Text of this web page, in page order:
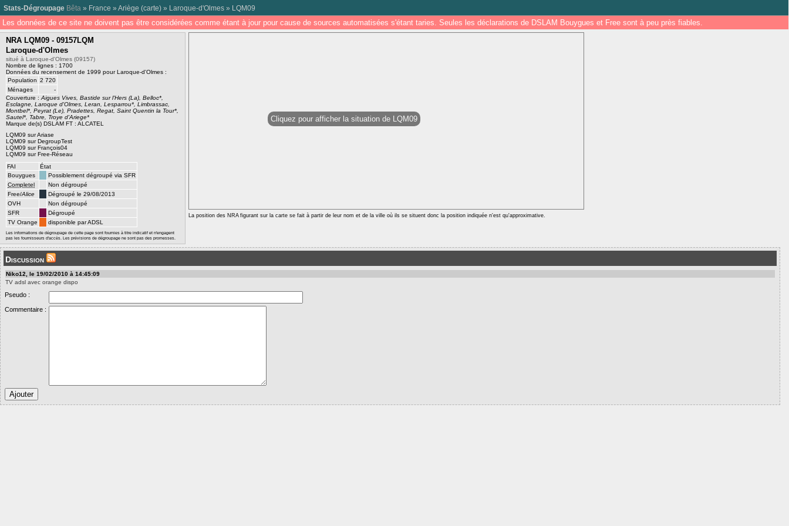
Stats-Dégroupage Bêta » France » Ariège (carte) » Laroque-d'Olmes » LQM09
Les données de ce site ne doivent pas être considérées comme étant à jour pour cause de sources automatisées s'étant taries. Seules les déclarations de DSLAM Bouygues et Free sont à peu près fiables.
NRA LQM09 - 09157LQM
Laroque-d'Olmes
situé à Laroque-d'Olmes (09157)
Nombre de lignes : 1700
Données du recensement de 1999 pour Laroque-d'Olmes :
Population 2 720
Ménages
-
Couverture : Aigues Vives, Bastide sur l'Hers (La), Belloc*,
Esclagne, Laroque d'Olmes, Leran, Lesparrou*, Limbrassac,
Montbel*, Peyrat (Le), Pradettes, Regat, Saint Quentin la Tour*,
Sautel*, Tabre, Troye d'Ariege*
Marque de(s) DSLAM FT : ALCATEL
LQM09 sur Ariase
LQM09 sur DegroupTest
LQM09 sur François04
LQM09 sur Free-Réseau
FAI
État
Bouygues
Possiblement dégroupé via SFR
Completel
Non dégroupé
Free/Alice
Dégroupé le 29/08/2013
OVH
Non dégroupé
SFR
Dégroupé
TV Orange
disponible par ADSL
Les informations de dégroupage de cette page sont fournies à titre indicatif et n'engagent
pas les fournisseurs d'accès. Les prévisions de dégroupage ne sont pas des promesses.
Cliquez pour afficher la situation de LQM09
La position des NRA figurant sur la carte se fait à partir de leur nom et de la ville où ils se situent donc la position indiquée n'est qu'approximative.
Discussion
Niko12, le 19/02/2010 à 14:45:09
TV adsl avec orange dispo
Pseudo :
Commentaire :